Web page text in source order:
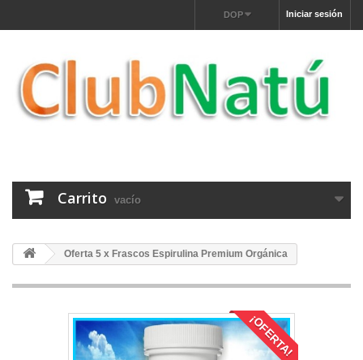
Iniciar sesión
DOP
Carrito vacío
Oferta 5 x Frascos Espirulina Premium Orgánica
¡OFERTA!